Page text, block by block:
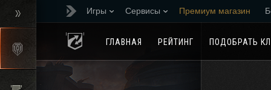
Игры Сервисы Премиум магазин
ГЛАВНАЯ
РЕЙТИНГ ПОДОБРАТЬ